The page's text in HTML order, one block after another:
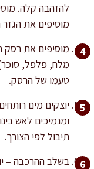
להזהבה קלה.
מוסיפים את
מוסיפים את רסק
טעמו של הרסק.
יוצקים מים
ומנמיכים לאש
תיבול לפי הצורך.